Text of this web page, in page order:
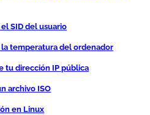
SID del usuario
temperatura del ordenador
tu dirección IP pública
archivo ISO
en Linux